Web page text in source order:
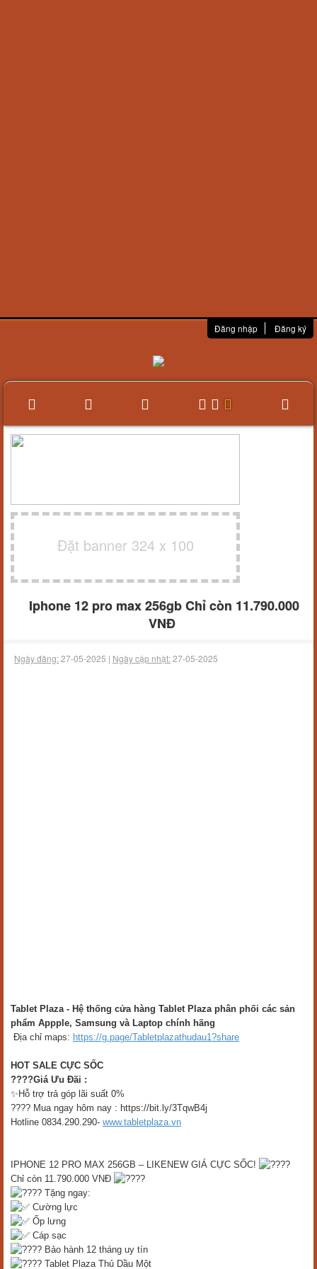
Đăng nhập Đăng ký
Đặt banner 324 x 100
Iphone 12 pro max 256gb Chỉ còn 11.790.000
VNĐ
Ngày đăng:27-05-2025 | Ngày cập nhật:27-05-2025
Tablet Plaza - Hệ thống cửa hàng Tablet Plaza phân phối các sản
phẩm Appple, Samsung và Laptop chính hãng
Địa chỉ maps: https://g.page/Tabletplazathudau1?share
HOT SALE CỰC SỐC
????Giá Ưu Đãi :
✨Hỗ trợ trả góp lãi suất 0%
???? Mua ngay hôm nay : https://bit.ly/3TqwB4j
Hotline 0834.290.290- www.tabletplaza.vn
IPHONE 12 PRO MAX 256GB – LIKENEW GIÁ CỰC SỐC!
Chỉ còn 11.790.000 VNĐ
Tặng ngay:
Cường lực
Ốp lưng
Cáp sạc
Bảo hành 12 tháng uy tín
Tablet Plaza Thủ Dầu Một